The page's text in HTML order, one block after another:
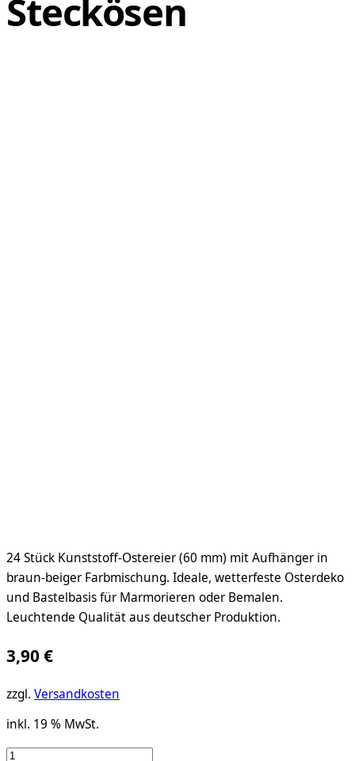
Steckösen
24 Stück Kunststoff-Ostereier (60 mm) mit Aufhänger in
braun-beiger Farbmischung. Ideale, wetterfeste Osterdeko
und Bastelbasis für Marmorieren oder Bemalen.
Leuchtende Qualität aus deutscher Produktion.
3,90€
zzgl. Versandkosten
inkl. 19 % MwSt.
24er